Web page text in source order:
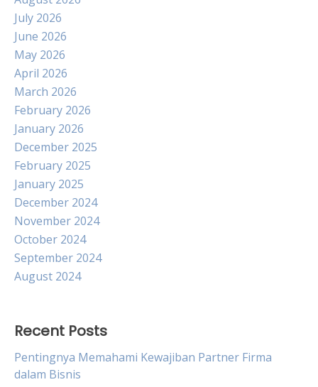
July 2026
June 2026
May 2026
April 2026
March 2026
February 2026
January 2026
December 2025
February 2025
January 2025
December 2024
November 2024
October 2024
September 2024
August 2024
Recent Posts
Pentingnya Memahami Kewajiban Partner Firma
dalam Bisnis